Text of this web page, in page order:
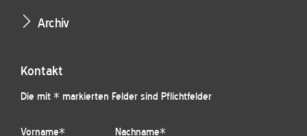
Archiv
Kontakt
Die mit * markierten Felder sind Pflichtfelder
Vorname* Nachname*